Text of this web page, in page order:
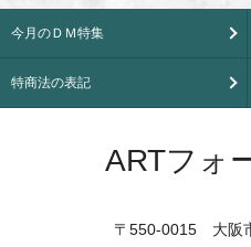
今月のＤＭ特集
特商法の表記
ARTフォ
〒550-0015 大阪